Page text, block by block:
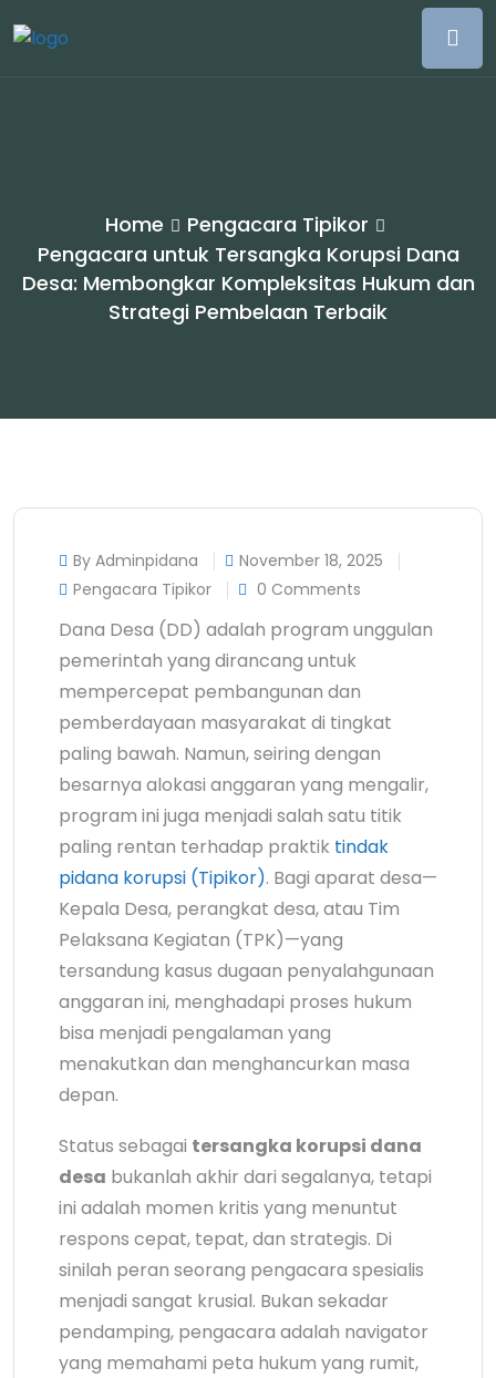
Home
Pengacara Tipikor
Pengacara untuk Tersangka Korupsi Dana
Desa: Membongkar Kompleksitas Hukum dan
Strategi Pembelaan Terbaik
By Adminpidana
November 18, 2025
Pengacara Tipikor
0 Comments
Dana Desa (DD) adalah program unggulan
pemerintah yang dirancang untuk
mempercepat pembangunan dan
pemberdayaan masyarakat di tingkat
paling bawah. Namun, seiring dengan
besarnya alokasi anggaran yang mengalir,
program ini juga menjadi salah satu titik
paling rentan terhadap praktik tindak
pidana korupsi (Tipikor). Bagi aparat desa—
Kepala Desa, perangkat desa, atau Tim
Pelaksana Kegiatan (TPK)—yang
tersandung kasus dugaan penyalahgunaan
anggaran ini, menghadapi proses hukum
bisa menjadi pengalaman yang
menakutkan dan menghancurkan masa
depan.
Status sebagai tersangka korupsi dana
desa bukanlah akhir dari segalanya, tetapi
ini adalah momen kritis yang menuntut
respons cepat, tepat, dan strategis. Di
sinilah peran seorang pengacara spesialis
menjadi sangat krusial. Bukan sekadar
pendamping, pengacara adalah navigator
yang memahami peta hukum yang rumit,